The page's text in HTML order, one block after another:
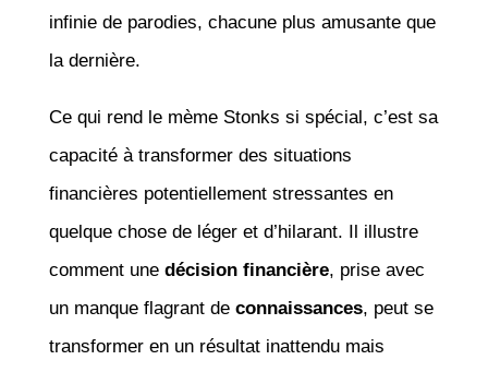
infinie de parodies, chacune plus amusante que
la dernière.
Ce qui rend le mème Stonks si spécial, c’est sa
capacité à transformer des situations
financières potentiellement stressantes en
quelque chose de léger et d’hilarant. Il illustre
comment une décision financière, prise avec
un manque flagrant de connaissances, peut se
transformer en un résultat inattendu mais